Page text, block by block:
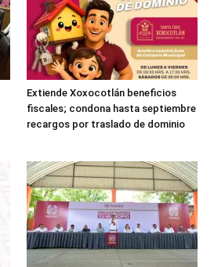
Extiende Xoxocotlán beneficios
fiscales; condona hasta septiembre
recargos por traslado de dominio